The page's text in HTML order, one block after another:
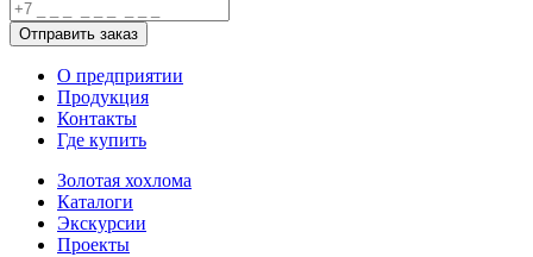
О предприятии
Продукция
Контакты
Где купить
Золотая хохлома
Каталоги
Экскурсии
Проекты